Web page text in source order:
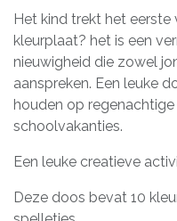
Het kind trekt het
kleurplaat? het is een
nieuwigheid die zowel
aanspreken. Een leuke
houden op
schoolvakanties.
Een leuke creatieve
Deze doos bevat 10